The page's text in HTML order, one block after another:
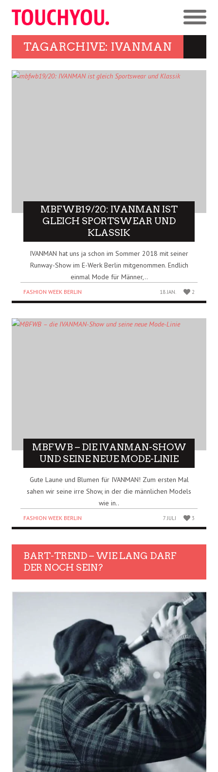
TAGARCHIVE: IVANMAN
MBFWB19/20: IVANMAN IST
GLEICH SPORTSWEAR UND
KLASSIK
IVANMAN hat uns ja schon im Sommer 2018 mit seiner
Runway-Show im E-Werk Berlin mitgenommen. Endlich
einmal Mode für Männer,..
FASHION WEEK BERLIN 18 JAN. 2
MBFWB – DIE IVANMAN-SHOW
UND SEINE NEUE MODE-LINIE
Gute Laune und Blumen für IVANMAN! Zum ersten Mal
sahen wir seine irre Show, in der die männlichen Models
wie in..
FASHION WEEK BERLIN 7 JULI 3
BART-TREND – WIE LANG DARF
DER NOCH SEIN?